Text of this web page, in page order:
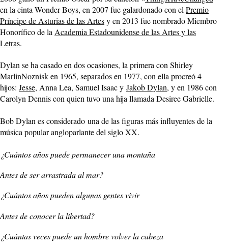
en la cinta Wonder Boys, en 2007 fue galardonado con el Premio
Príncipe de Asturias de las Artesy en 2013 fue nombrado Miembro
Honorífico de la Academia Estadounidense de las Artes y las
Letras.
Dylan se ha casado en dos ocasiones, la primera con Shirley
MarlinNoznisk en 1965, separados en 1977, con ella procreó 4
hijos: Jesse, Anna Lea, Samuel Isaac y Jakob Dylan, y en 1986 con
Carolyn Dennis con quien tuvo una hija llamada Desiree Gabrielle.
Bob Dylan es considerado una de las figuras más influyentes de la
música popular angloparlante del siglo XX.
¿Cuántos años puede permanecer una montaña
Antes de ser arrastrada al mar?
¿Cuántos años pueden algunas gentes vivir
Antes de conocer la libertad?
¿Cuántas veces puede un hombre volver la cabeza